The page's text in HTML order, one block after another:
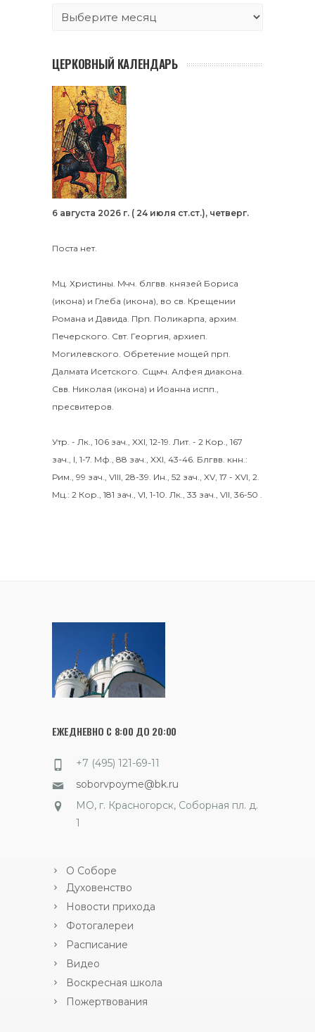
ЦЕРКОВНЫЙ КАЛЕНДАРЬ
6 августа 2026 г. ( 24 июля ст.ст.), четверг.
Поста нет.
Мц. Христины. Мчч. блгвв. князей Бориса
(икона) и Глеба (икона), во св. Крещении
Романа и Давида. Прп. Поликарпа, архим.
Печерского. Свт. Георгия, архиеп.
Могилевского. Обретение мощей прп.
Далмата Исетского. Сщмч. Алфея диакона.
Свв. Николая (икона) и Иоанна испп.,
пресвитеров.
Утр. - Лк., 106 зач., XXI, 12-19. Лит. - 2 Кор., 167
зач., I, 1-7. Мф., 88 зач., XXI, 43-46. Блгвв. кнн.:
Рим., 99 зач., VIII, 28-39. Ин., 52 зач., XV, 17 - XVI, 2.
Мц.: 2 Кор., 181 зач., VI, 1-10. Лк., 33 зач., VII, 36-50 .
ЕЖЕДНЕВНО С 8:00 ДО 20:00
+7 (495) 121-69-11
soborvpoyme@bk.ru
МО, г. Красногорск, Соборная пл. д.
1
О Соборе
Духовенство
Новости прихода
Фотогалереи
Расписание
Видео
Воскресная школа
Пожертвования